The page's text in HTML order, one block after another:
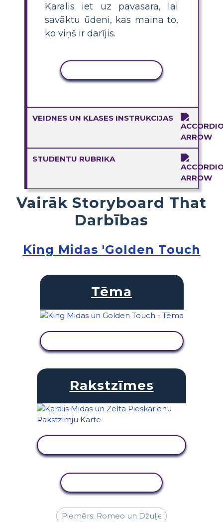
Karalis iet uz pavasara, lai
savāktu ūdeni, kas maina to,
ko viņš ir darījis.
VEIDNES UN KLASES INSTRUKCIJAS
STUDENTU RUBRIKA
Vairāk Storyboard That
Darbības
King Midas 'Golden Touch
Tēma
Rakstzīmes